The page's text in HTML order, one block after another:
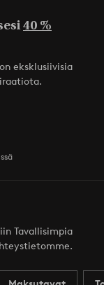
40 %
eksklusiivisia
Tavallisimpia